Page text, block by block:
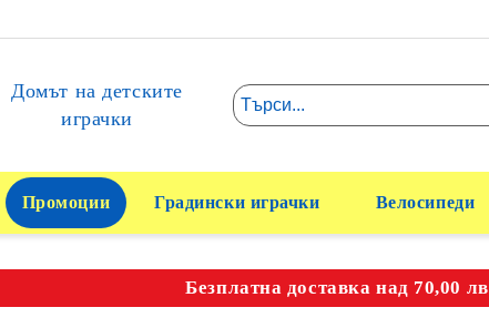
Домът на детските
играчки
Промоции Градински играчки Велосипеди
Безплатна доставка над 70,00 лв